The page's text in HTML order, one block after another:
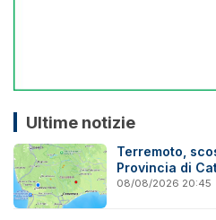
Ultime notizie
Terremoto,
Provincia di
08/08/2026 20:45